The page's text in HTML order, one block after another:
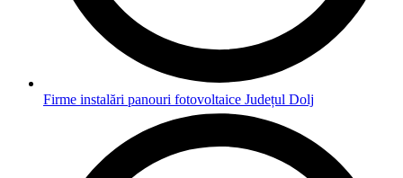
Firme instalări panouri fotovoltaice Județul Dolj